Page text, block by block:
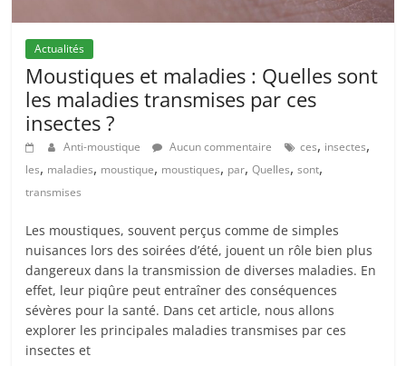
Actualités
Moustiques et maladies : Quelles sont
les maladies transmises par ces
insectes ?
Anti-moustique Aucun commentaire ces, insectes,
les, maladies, moustique, moustiques, par,Quelles,sont,
transmises
Les moustiques, souvent perçus comme de simples
nuisances lors des soirées d’été, jouent un rôle bien plus
dangereux dans la transmission de diverses maladies. En
effet, leur piqûre peut entraîner des conséquences
sévères pour la santé. Dans cet article, nous allons
explorer les principales maladies transmises par ces
insectes et